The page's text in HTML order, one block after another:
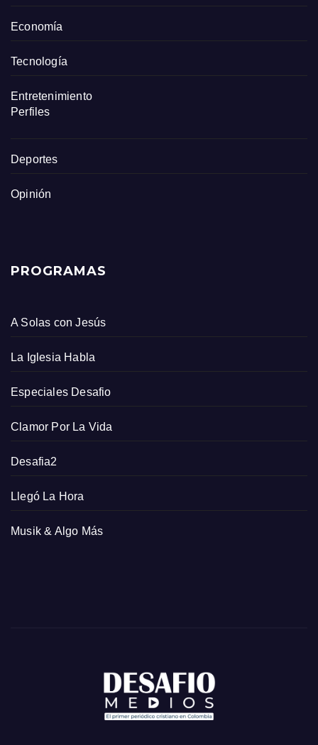
Economía
Tecnología
Entretenimiento
Perfiles
Deportes
Opinión
PROGRAMAS
A Solas con Jesús
La Iglesia Habla
Especiales Desafio
Clamor Por La Vida
Desafia2
Llegó La Hora
Musik & Algo Más